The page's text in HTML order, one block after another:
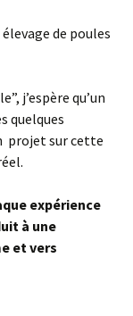
de poules
j’espère qu’un
quelques
projet sur cette
expérience
à une
et vers